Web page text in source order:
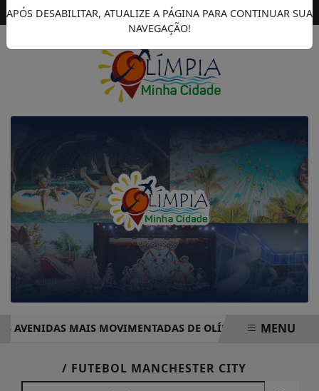
Entrar
AVENIDAS MAIS MOVIMENTADAS DE OLÍMPIA COMPLETO –
MENU
/ FUTEBOL MANCHESTER CITY
APÓS DESABILITAR, ATUALIZE A PÁGINA PARA CONTINUAR SUA
NAVEGAÇÃO!